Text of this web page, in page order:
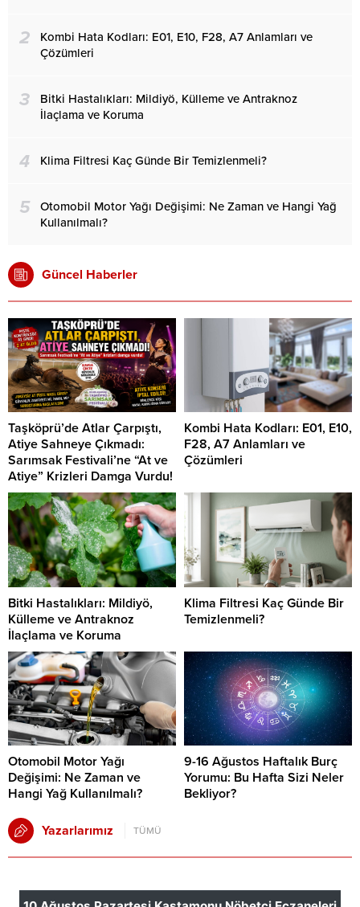
2
Kombi Hata Kodları: E01, E10, F28, A7 Anlamları ve
Çözümleri
3
Bitki Hastalıkları: Mildiyö, Külleme ve Antraknoz
İlaçlama ve Koruma
4 Klima Filtresi Kaç Günde Bir Temizlenmeli?
5
Otomobil Motor Yağı Değişimi: Ne Zaman ve Hangi Yağ
Kullanılmalı?
Güncel Haberler
Taşköprü’de Atlar Çarpıştı,
Atiye Sahneye Çıkmadı:
Sarımsak Festivali’ne “At ve
Atiye” Krizleri Damga Vurdu!
Kombi Hata Kodları: E01, E10,
F28, A7 Anlamları ve
Çözümleri
Bitki Hastalıkları: Mildiyö,
Külleme ve Antraknoz
İlaçlama ve Koruma
Klima Filtresi Kaç Günde Bir
Temizlenmeli?
Otomobil Motor Yağı
Değişimi: Ne Zaman ve
Hangi Yağ Kullanılmalı?
9-16 Ağustos Haftalık Burç
Yorumu: Bu Hafta Sizi Neler
Bekliyor?
Yazarlarımız TÜMÜ